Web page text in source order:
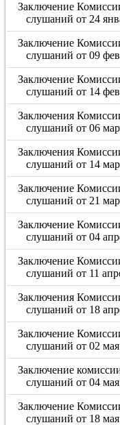
Заключение
слушаний от 24
Заключение
слушаний от 09
Заключение
слушаний от 14
Заключения
слушаний от 06
Заключения
слушаний от 14
Заключение
слушаний от 21
Заключение
слушаний от 04
Заключение
слушаний от 11
Заключения
слушаний от 18
Заключение
слушаний от 02 мая
Заключение
слушаний от 04 мая
Заключение
слушаний от 18 мая